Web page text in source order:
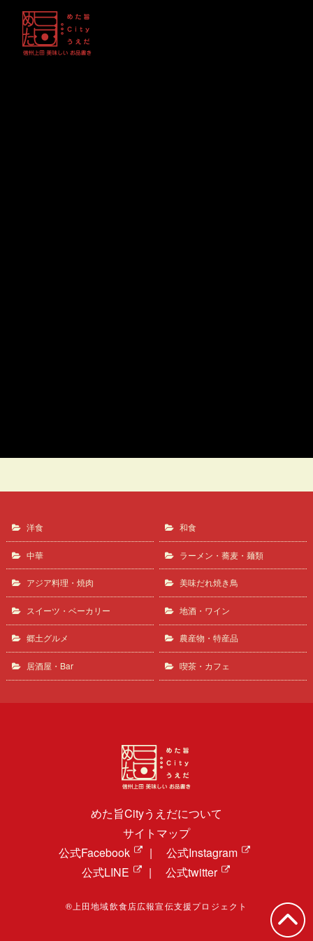
洋食 和食
中華 ラーメン・蕎麦・麺類
アジア料理・焼肉 美味だれ焼き鳥
スイーツ・ベーカリー 地酒・ワイン
郷土グルメ 農産物・特産品
居酒屋・Bar 喫茶・カフェ
めた旨Cityうえだについて
サイトマップ
公式Facebook
| 公式Instagram
公式LINE
| 公式twitter
®上田地域飲食店広報宣伝支援プロジェクト